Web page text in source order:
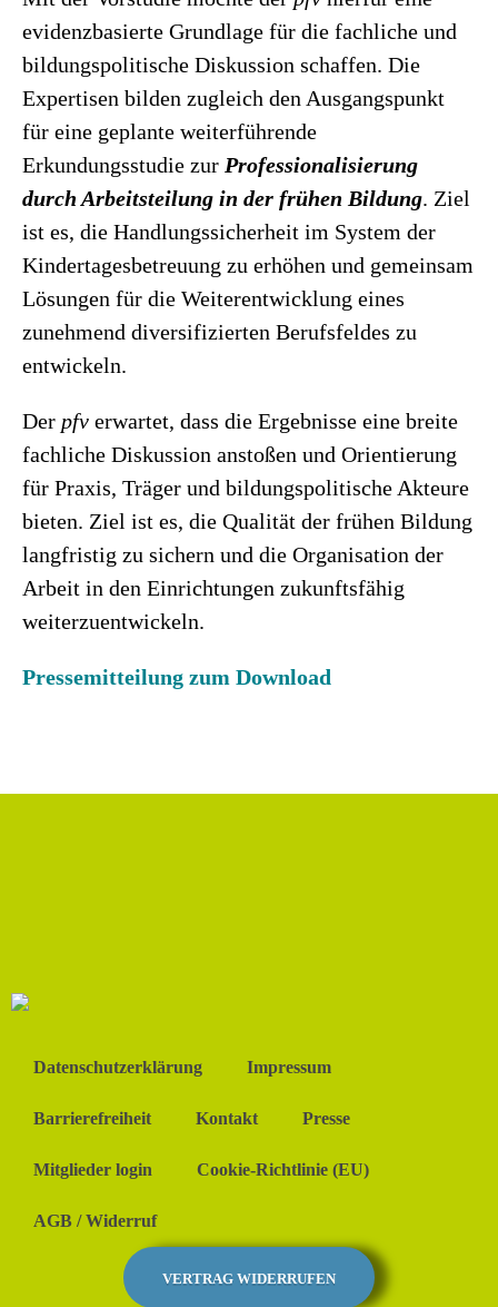
evidenzbasierte Grundlage für die fachliche und
bildungspolitische Diskussion schaffen. Die
Expertisen bilden zugleich den Ausgangspunkt
für eine geplante weiterführende
Erkundungsstudie zur Professionalisierung
durch Arbeitsteilung in der frühen Bildung. Ziel
ist es, die Handlungssicherheit im System der
Kindertagesbetreuung zu erhöhen und gemeinsam
Lösungen für die Weiterentwicklung eines
zunehmend diversifizierten Berufsfeldes zu
entwickeln.
Der pfv erwartet, dass die Ergebnisse eine breite
fachliche Diskussion anstoßen und Orientierung
für Praxis, Träger und bildungspolitische Akteure
bieten. Ziel ist es, die Qualität der frühen Bildung
langfristig zu sichern und die Organisation der
Arbeit in den Einrichtungen zukunftsfähig
weiterzuentwickeln.
Pressemitteilung zum Download
Datenschutzerklärung Impressum
Barrierefreiheit Kontakt Presse
Mitglieder login Cookie-Richtlinie (EU)
AGB / Widerruf
VERTRAG WIDERRUFEN